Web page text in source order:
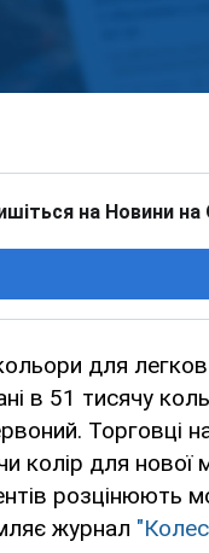
на Новини на
для
51 тисячу
Торговці
колір для нової
розцінюють
журнал